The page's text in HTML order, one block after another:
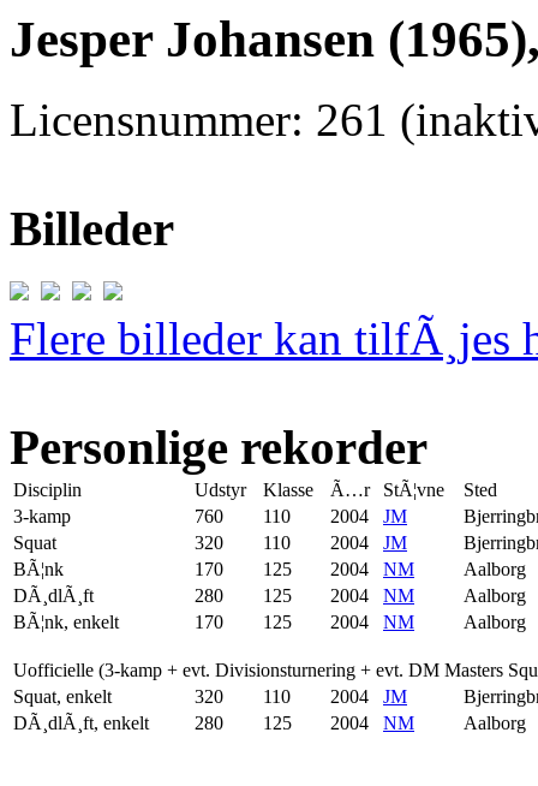
Jesper Johansen
Licensnummer: 261
Billeder
Flere billeder kan tilfÃ¸jes
Personlige rekorder
Disciplin Udstyr Klasse Ã…r StÃ¦vne
Sted
3-kamp
760 110 2004 JM
Squat
320 110 2004 JM
BÃ¦nk
170 125 2004 NM
Aalborg
DÃ¸dlÃ¸ft
280 125 2004 NM
Aalborg
BÃ¦nk, enkelt
170 125 2004 NM Aalborg
Uofficielle (3-kamp + evt. Divisionsturnering + evt. DM Masters
Squat, enkelt
320 110 2004 JM
DÃ¸dlÃ¸ft, enkelt
280 125 2004 NM Aalborg